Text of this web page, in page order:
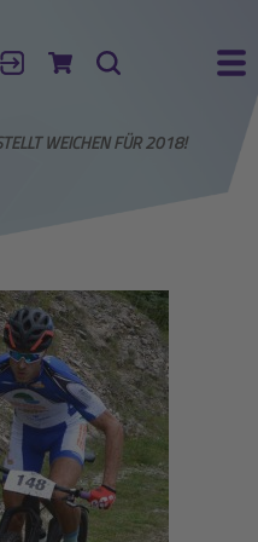
Sprache:
AnmeldenZum Warenkorb
Suche
WEICHEN FÜR 2018!